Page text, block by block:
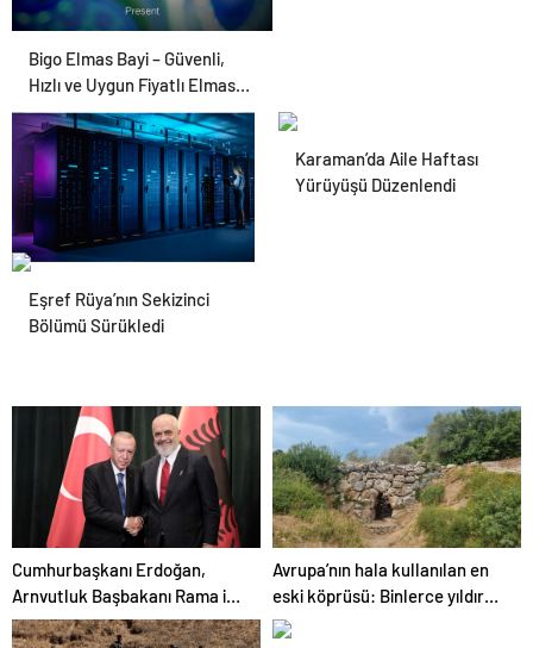
Bigo Elmas Bayi – Güvenli,
Hızlı ve Uygun Fiyatlı Elmas
Satın Almanın Yeni Adresi
Datahost İle Güvenilir
Sunucu Hizmetleri
Karaman’da Aile Haftası
Yürüyüşü Düzenlendi
Eşref Rüya’nın Sekizinci
Bölümü Sürükledi
Cumhurbaşkanı Erdoğan,
Arnvutluk Başbakanı Rama ile
telefonda görüştü
Avrupa’nın hala kullanılan en
eski köprüsü: Binlerce yıldır
ayakta